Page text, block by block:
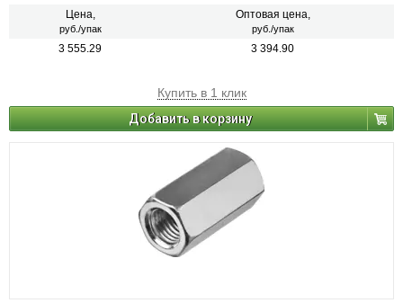
Цена,
руб./упак
Оптовая цена,
руб./упак
3 555.29 3 394.90
Купить в 1 клик
Добавить в корзину